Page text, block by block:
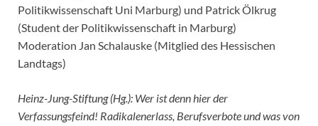
Politikwissenschaft Uni Marburg) und Patrick Ölkrug
(Student der Politikwissenschaft in Marburg)
Moderation Jan Schalauske (Mitglied des Hessischen
Landtags)
Heinz-Jung-Stiftung (Hg.): Wer ist denn hier der
Verfassungsfeind! Radikalenerlass, Berufsverbote und was von